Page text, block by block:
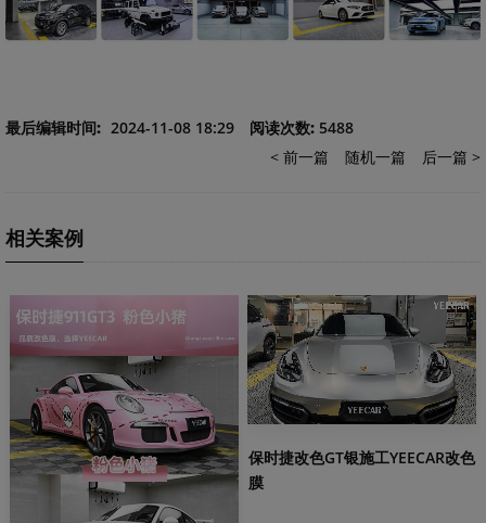
最后编辑时间: 2024-11-08 18:29 阅读次数:5488
< 前一篇
随机一篇 后一篇 >
相关案例
保时捷改色GT银施工YEECAR改色
膜